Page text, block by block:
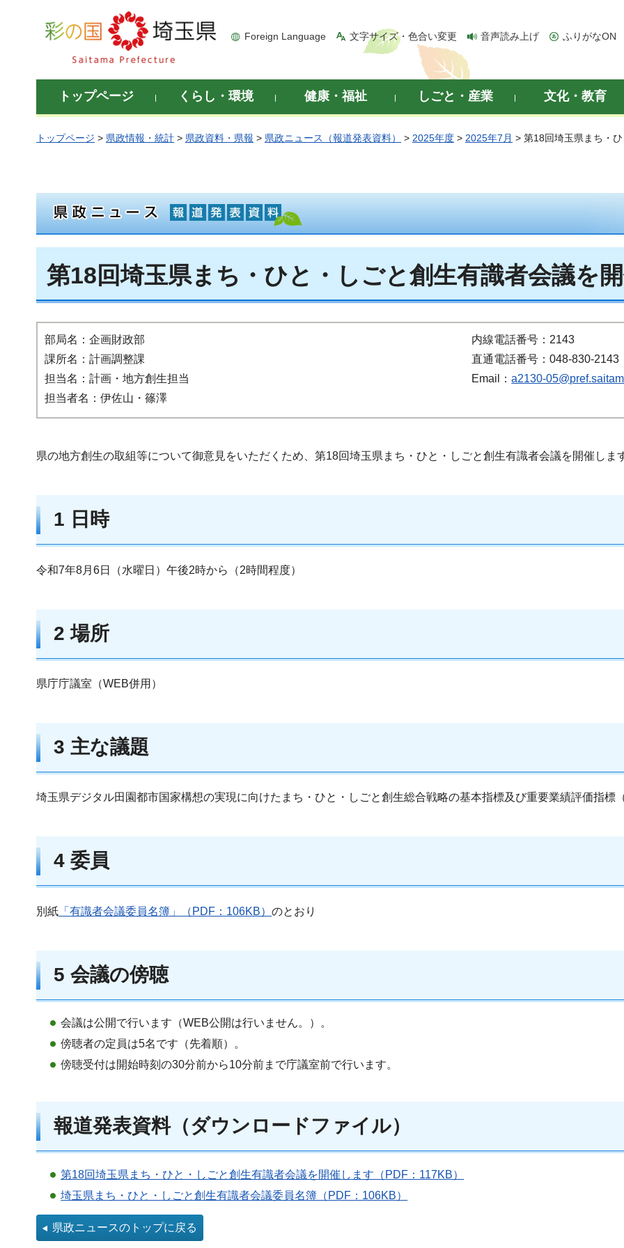
彩の国 埼玉県
Foreign Language 文字サイズ・色合い変更 音声読み上げ ふりがなON
トップページ くらし・環境 健康・福祉 しごと・産業 文化・教育
トップページ > 県政情報・統計 > 県政資料・県報 > 県政ニュース（報道発表資料） > 2025年度 > 2025年7月 > 第18回埼玉県まち・
第18回埼玉県まち・ひと・しごと創生有識者会議を
部局名：企画財政部
課所名：計画調整課
担当名：計画・地方創生担当
担当者名：伊佐山・篠澤
内線電話番号：2143
直通電話番号：048-830-2143
Email：a2130-
県の地方創生の取組等について御意見をいただくため、第18回埼玉県まち・ひと・しごと創生有識者会議を開催しま
1 日時
令和7年8月6日（水曜日）午後2時から（2時間程度）
2 場所
県庁庁議室（WEB併用）
3 主な議題
埼玉県デジタル田園都市国家構想の実現に向けたまち・ひと・しごと創生総合戦略の基本指標及び重要業績評価指標
4 委員
別紙 「有識者会議委員名簿」（PDF：106KB） のとおり
5 会議の傍聴
会議は公開で行います（WEB公開は行いません。）。
傍聴者の定員は5名です（先着順）。
傍聴受付は開始時刻の30分前から10分前まで庁議室前で行います。
報道発表資料（ダウンロードファイル）
第18回埼玉県まち・ひと・しごと創生有識者会議を開催します（PDF：117KB）
埼玉県まち・ひと・しごと創生有識者会議委員名簿（PDF：106KB）
県政ニュースのトップに戻る